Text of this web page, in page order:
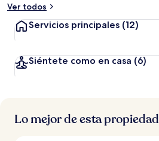
a
e
v
Ver todos
Servicios principales (12)
Siéntete como en casa (6)
Lo mejor de esta propiedad